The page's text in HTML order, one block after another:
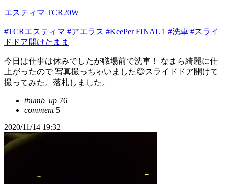
エスティマ TCR20W
#TCRエスティマ #アエラス #KeePer FINAL 1 #洗車 #スライ
ドドア開けたまま
今日は仕事は休みでしたが職場前で洗車！ なまら綺麗に仕
上がったので 写真撮っちゃいました😊スライドドア開けて
撮ってみた。落札しました。
thumb_up 76
comment5
2020/11/14 19:32